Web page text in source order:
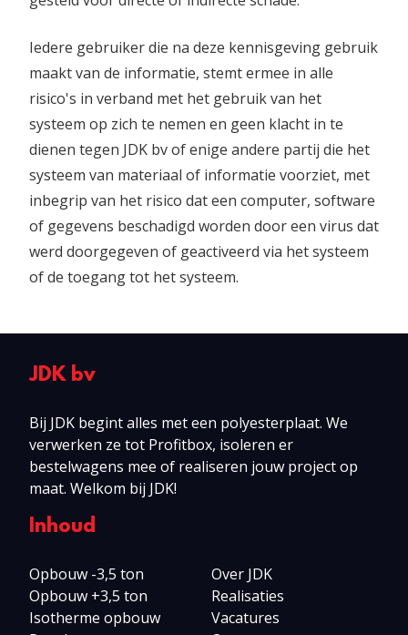
Iedere gebruiker die na deze kennisgeving gebruik
maakt van de informatie, stemt ermee in alle
risico's in verband met het gebruik van het
systeem op zich te nemen en geen klacht in te
dienen tegen JDK bv of enige andere partij die het
systeem van materiaal of informatie voorziet, met
inbegrip van het risico dat een computer, software
of gegevens beschadigd worden door een virus dat
werd doorgegeven of geactiveerd via het systeem
of de toegang tot het systeem.
JDK bv
Bij JDK begint alles met een polyesterplaat. We
verwerken ze tot Profitbox, isoleren er
bestelwagens mee of realiseren jouw project op
maat. Welkom bij JDK!
Inhoud
Opbouw -3,5 ton
Opbouw +3,5 ton
Isotherme opbouw
Over JDK
Realisaties
Vacatures